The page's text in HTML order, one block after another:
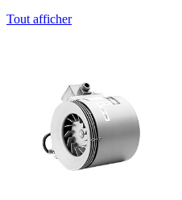
Tout afficher